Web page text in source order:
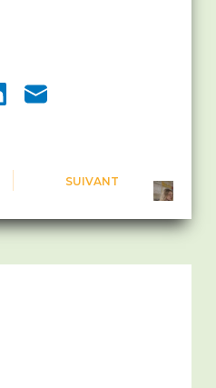
SUIVANT